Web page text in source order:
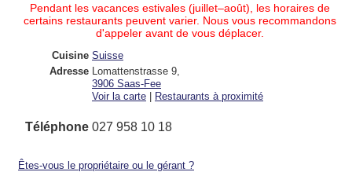
Pendant les vacances estivales (juillet–août), les horaires de
certains restaurants peuvent varier. Nous vous recommandons
d'appeler avant de vous déplacer.
Cuisine Suisse
Adresse
Lomattenstrasse 9
3906 Saas-Fee
Voir la carte
Restaurants à proximité
Téléphone 027 958 10 18
Êtes-vous le propriétaire ou le gérant ?